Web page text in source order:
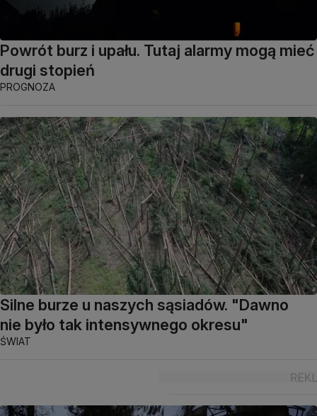
Powrót burz i upału. Tutaj alarmy mogą mieć
drugi stopień
PROGNOZA
Silne burze u naszych sąsiadów. "Dawno
nie było tak intensywnego okresu"
ŚWIAT